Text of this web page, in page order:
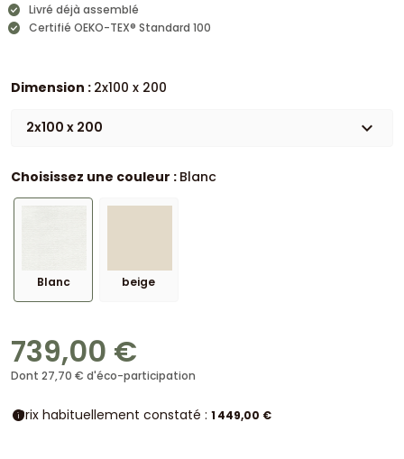
Livré déjà assemblé
Certifié OEKO-TEX® Standard 100
Dimension : 2x100 x 200
2x100 x 200 expand_more
Choisissez une couleur : Blanc
Blanc beige
739,00 €
Dont 27,70 € d'éco-participation
infoPrix habituellement constaté : 1 449,00 €